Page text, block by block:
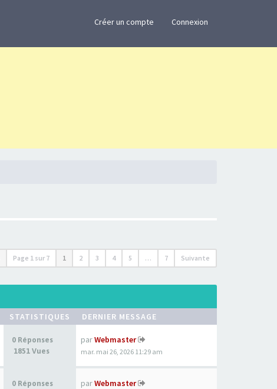
Créer un compte Connexion
Page 1 sur 7 1 2 3 4 5 … 7 Suivante
STATISTIQUES DERNIER MESSAGE
0 Réponses
1851 Vues
parWebmaster
mar. mai 26, 2026 11:29 am
0 Réponses
parWebmaster